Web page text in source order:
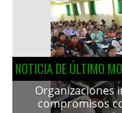
NOTICIA DE ÚLTIMO
Organizaciones
compromisos